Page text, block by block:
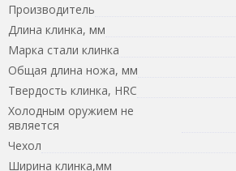
Производитель
Длина клинка, мм
Марка стали клинка
Общая длина ножа, мм
Твердость клинка, HRC
Холодным оружием не
является
Чехол
Ширина клинка,мм